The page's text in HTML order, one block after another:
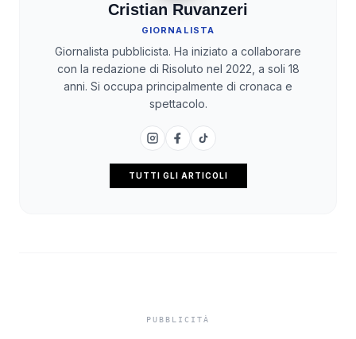
Cristian Ruvanzeri
GIORNALISTA
Giornalista pubblicista. Ha iniziato a collaborare
con la redazione di Risoluto nel 2022, a soli 18
anni. Si occupa principalmente di cronaca e
spettacolo.
TUTTI GLI ARTICOLI